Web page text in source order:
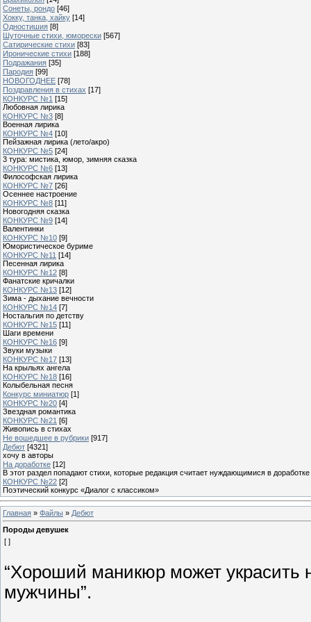
Сонеты, рондо [46]
Хокку, танка, хайку [14]
Одностишия [8]
Шуточные стихи, юморески [567]
Сатирические стихи [83]
Иронические стихи [188]
Подражания [35]
Пародия [99]
НОВОГОДНЕЕ [78]
Поздравления в стихах [17]
КОНКУРС №1 [15]
Любовная лирика
КОНКУРС №3 [8]
Военная лирика
КОНКУРС №4 [10]
Пейзажная лирика (лето/акро)
КОНКУРС №5 [24]
3 тура: мистика, юмор, зимняя сказка
КОНКУРС №6 [13]
Философская лирика
КОНКУРС №7 [26]
Осеннее настроение
КОНКУРС №8 [11]
Новогодняя сказка
КОНКУРС №9 [14]
Валентинки
КОНКУРС №10 [9]
Юмористическое буриме
КОНКУРС №11 [14]
Песенная лирика
КОНКУРС №12 [8]
Фанатские кричалки
КОНКУРС №13 [12]
Зима - дыхание вечности
КОНКУРС №14 [7]
Ностальгия по детству
КОНКУРС №15 [11]
Шаги времени
КОНКУРС №16 [9]
Звуки музыки
КОНКУРС №17 [13]
На крыльях ангела
КОНКУРС №18 [16]
Колыбельная песня
Конкурс миниатюр [1]
КОНКУРС №20 [4]
Звездная романтика
КОНКУРС №21 [6]
Живопись в стихах
Не вошедшее в рубрики [917]
Дебют [4321]
хочу в авторы
На доработке [12]
В этот раздел попадают стихи, которые редакция считает нуждающимися в доработке
КОНКУРС №22 [2]
Поэтический конкурс «Диалог с классиком»
Главная » Файлы » Дебют
Породы девушек
[ ]
“Хороший маникюр может украсить
мужчины”.